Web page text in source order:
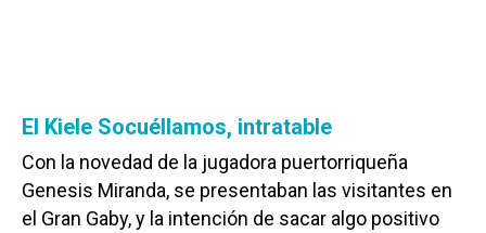
El Kiele Socuéllamos, intratable
Con la novedad de la jugadora puertorriqueña
Genesis Miranda, se presentaban las visitantes en
el Gran Gaby, y la intención de sacar algo positivo